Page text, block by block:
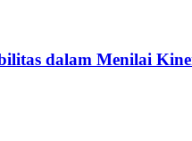
dalam Menilai